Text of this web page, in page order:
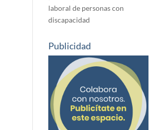
laboral de personas con
discapacidad
Publicidad